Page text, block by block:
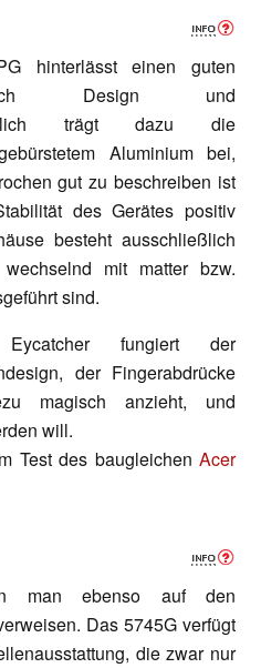
hinterlässt einen guten
Design und
trägt dazu die
Aluminium bei,
gut zu beschreiben ist
des Gerätes positiv
besteht ausschließlich
mit matter bzw.
sind.
fungiert der
der Fingerabdrücke
magisch anzieht, und
will.
Test des baugleichen Acer
man ebenso auf den
Das 5745G verfügt
die zwar nur